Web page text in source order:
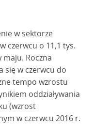
w sektorze
czerwcu o 11,1 tys.
Roczna
się w czerwcu do
tempo wzrostu
oddziaływania
(wzrost
w czerwcu 2016 r.